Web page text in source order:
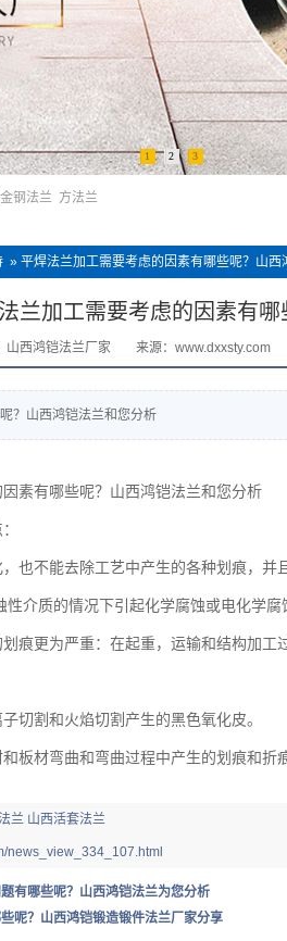
1 2 3
钢法兰 方法兰
» 平焊法兰加工需要考虑的因素有哪些呢？山西
兰加工需要考虑的因素有
山西鸿铠法兰厂家 来源：www.dxxsty.com
？山西鸿铠法兰和您分析
素有哪些呢？山西鸿铠法兰和您分析
也不能去除工艺中产生的各种划痕，
介质的情况下引起化学腐蚀或电化学腐
痕更为严重：在起重，运输和结构加工
切割和火焰切割产生的黑色氧化皮。
板材弯曲和弯曲过程中产生的划痕和折
兰 山西活套法兰
news_view_334_107.html
有哪些呢？山西鸿铠法兰为您分析
呢？山西鸿铠锻造锻件法兰厂家分享